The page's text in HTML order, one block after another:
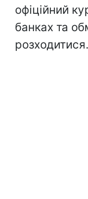
офіційний
банках та
розходитися.